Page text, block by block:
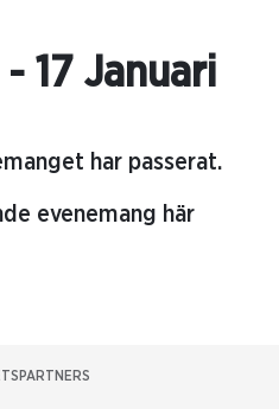
17 Januari
har passerat.
evenemang här